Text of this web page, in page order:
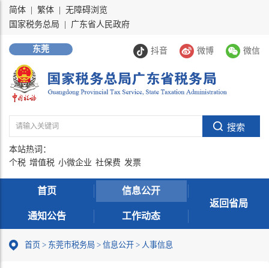
简体 繁体
无障碍浏览
国家税务总局
广东省人民政府
抖音 微博 微信
东莞
本站热词：
个税 增值税 小微企业 社保费 发票
首页 信息公开
通知公告 工作动态
返回省局
首页 > 东莞市税务局 > 信息公开 > 人事信息